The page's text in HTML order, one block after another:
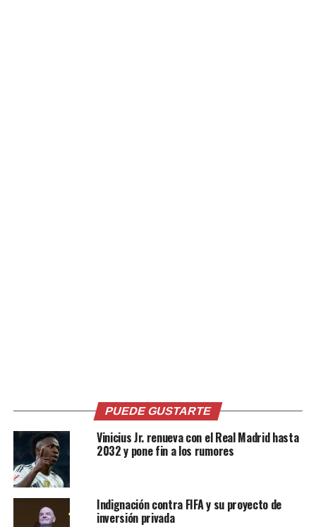
Los lusos comenzaron su travesía en la fase previa y
pese a perder a Enzo Pérez en el último mercado de
pases siguen a paso firme en el torneo luego de superar
al Brujas de Bélgica. En Neroazzurro, en cambio, supo
eliminar al Porto de Portugal.
PUEDE GUSTARTE
Vinicius Jr. renueva con el Real Madrid hasta
2032 y pone fin a los rumores
Indignación contra FIFA y su proyecto de
inversión privada